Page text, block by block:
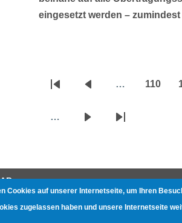
eingesetzt werden –
Seitennummerierung
Erste
Vorherige
… 110
…
NächsteLetzte
Cookies auf unserer Internetseite, um Ihren
zugelassen haben und unsere Internetseite